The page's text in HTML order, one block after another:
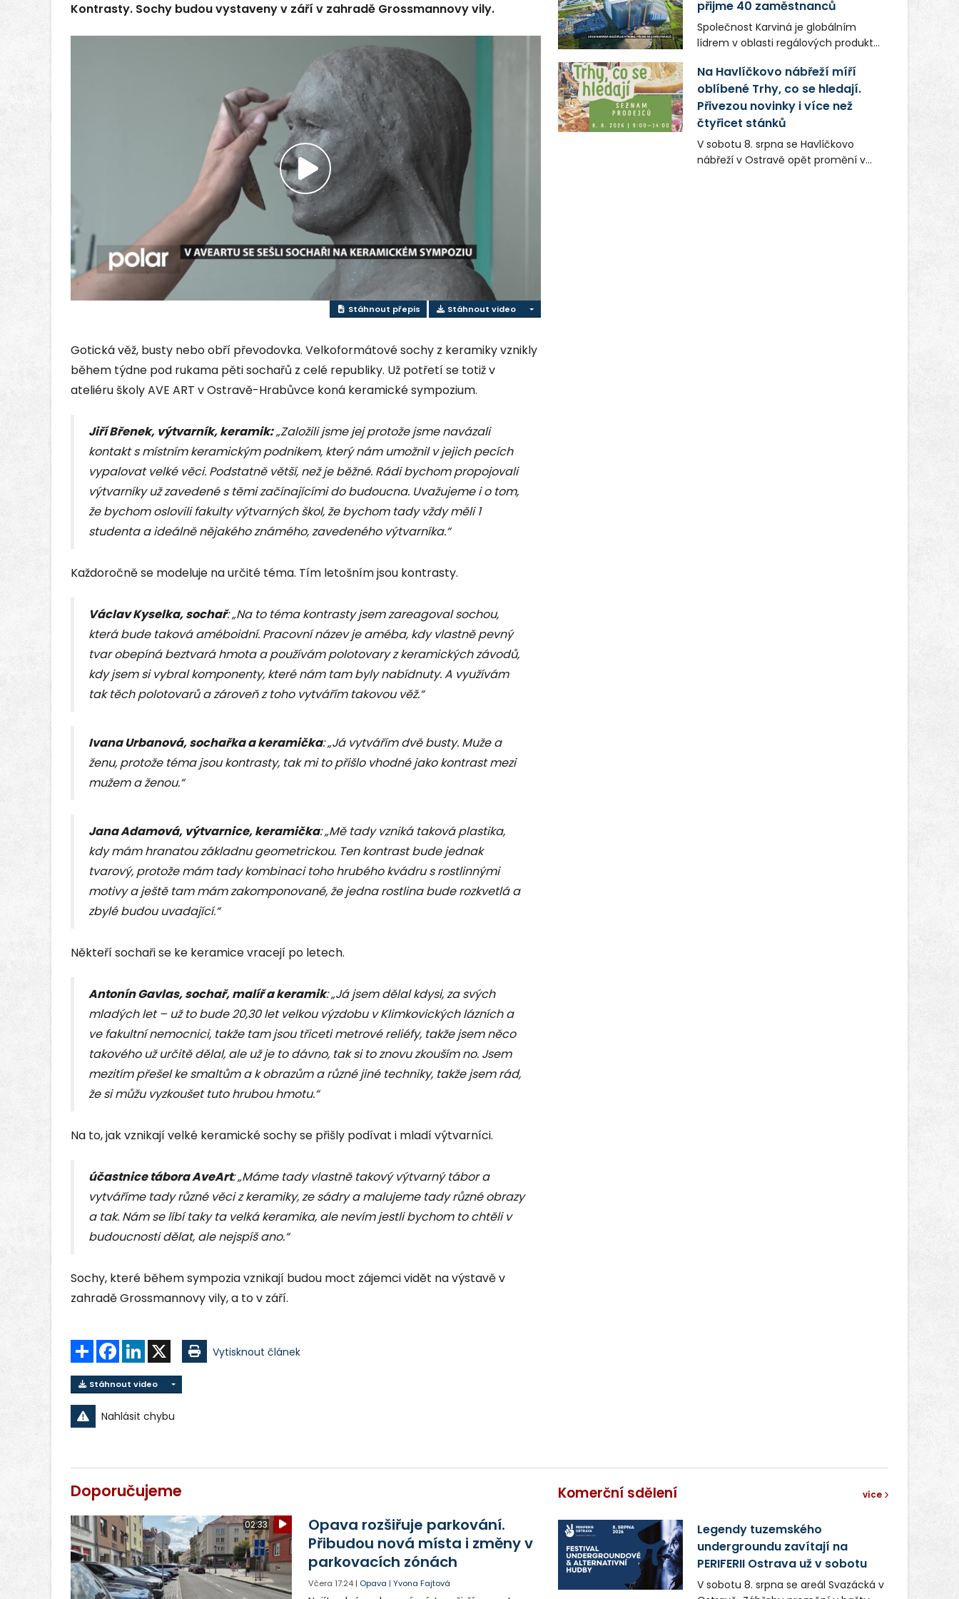
Kontrasty. Sochy budou vystaveny v září v zahradě Grossmannovy vily.
Přehrát
video
Stáhnout přepis Stáhnout video
Gotická věž, busty nebo obří převodovka. Velkoformátové sochy z keramiky vznikly
během týdne pod rukama pěti sochařů z celé republiky. Už potřetí se totiž v
ateliéru školy AVE ART v Ostravě-Hrabůvce koná keramické sympozium.
Jiří Břenek, výtvarník, keramik:„Založili jsme jej protože jsme navázali
kontakt s místním keramickým podnikem, který nám umožnil v jejich pecích
vypalovat velké věci. Podstatně větší, než je běžné. Rádi bychom propojovali
výtvarníky už zavedené s těmi začínajícími do budoucna. Uvažujeme i o tom,
že bychom oslovili fakulty výtvarných škol, že bychom tady vždy měli 1
studenta a ideálně nějakého známého, zavedeného výtvarníka.“
Každoročně se modeluje na určité téma. Tím letošním jsou kontrasty.
Václav Kyselka, sochař: „Na to téma kontrasty jsem zareagoval sochou,
která bude taková améboidní. Pracovní název je améba, kdy vlastně pevný
tvar obepíná beztvará hmota a používám polotovary z keramických závodů,
kdy jsem si vybral komponenty, které nám tam byly nabídnuty. A využívám
tak těch polotovarů a zároveň z toho vytvářím takovou věž.“
Ivana Urbanová, sochařka a keramička: „Já vytvářím dvě busty. Muže a
ženu, protože téma jsou kontrasty, tak mi to přišlo vhodné jako kontrast mezi
mužem a ženou.“
Jana Adamová, výtvarnice, keramička: „Mě tady vzniká taková plastika,
kdy mám hranatou základnu geometrickou. Ten kontrast bude jednak
tvarový, protože mám tady kombinaci toho hrubého kvádru s rostlinnými
motivy a ještě tam mám zakomponované, že jedna rostlina bude rozkvetlá a
zbylé budou uvadající.“
Někteří sochaři se ke keramice vracejí po letech.
Antonín Gavlas, sochař, malíř a keramik: „Já jsem dělal kdysi, za svých
mladých let – už to bude 20,30 let velkou výzdobu v Klimkovických lázních a
ve fakultní nemocnici, takže tam jsou třiceti metrové reliéfy, takže jsem něco
takového už určitě dělal, ale už je to dávno, tak si to znovu zkouším no. Jsem
mezitím přešel ke smaltům a k obrazům a různé jiné techniky, takže jsem rád,
že si můžu vyzkoušet tuto hrubou hmotu.“
Na to, jak vznikají velké keramické sochy se přišly podívat i mladí výtvarníci.
účastnice tábora AveArt: „Máme tady vlastně takový výtvarný tábor a
vytváříme tady různé věci z keramiky, ze sádry a malujeme tady různé obrazy
a tak. Nám se líbí taky ta velká keramika, ale nevím jestli bychom to chtěli v
budoucnosti dělat, ale nejspíš ano.“
Sochy, které během sympozia vznikají budou moct zájemci vidět na výstavě v
zahradě Grossmannovy vily, a to v září.
Sdílet FacebookLinkedIn Vytisknout článek
Stáhnout video
Nahlásit chybu
přijme 40 zaměstnanců
Společnost Karviná je globálním
lídrem v oblasti regálových produktů
zaměstnavatelem na Karvinsku a
firmou s obrovským potenciálem.
Na Havlíčkovo nábřeží míří
oblíbené Trhy, co se hledají.
Přivezou novinky i více než
čtyřicet stánků
V sobotu 8. srpna se Havlíčkovo
nábřeží v Ostravě opět promění v
Doporučujeme
02:33
Opava rozšiřuje parkování.
Přibudou nová místa i změny v
parkovacích zónách
Včera 17:24 | Opava |Yvona Fajtová
Komerční sdělení více
Legendy tuzemského
undergroundu zavítají na
PERIFERII Ostrava už v sobotu
V sobotu 8. srpna se areál Svazácká v